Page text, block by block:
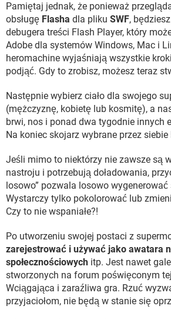
Pamiętaj jednak, że ponieważ
obsługę Flasha dla pliku SWF,
debugera treści Flash Player, który
Adobe dla systemów Windows, Mac i
heromachine wyjaśniają wszystkie
podjąć. Gdy to zrobisz, możesz teraz
Następnie wybierz ciało dla swojego
(mężczyznę, kobietę lub kosmitę), a
brwi, nos i ponad dwa tygodnie innych
Na koniec skojarz wybrane przez siebie
Jeśli mimo to niektórzy nie zawsze są
nastroju i potrzebują doładowania,
losowo” pozwala losowo
Wystarczy tylko pokolorować lub
Czy to nie wspaniałe?!
Po utworzeniu swojej postaci z
zarejestrować i używać jako awatara
społecznościowych itp. Jest nawet
stworzonych na forum poświęconym
Wciągająca i zaraźliwa gra. Rzuć
przyjaciołom, nie będą w stanie się